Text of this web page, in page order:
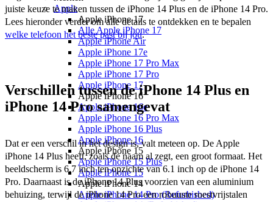
Apple
Apple iPhone 17
Alle Apple iPhone 17
Apple iPhone Air
Apple iPhone 17e
Apple iPhone 17 Pro Max
Apple iPhone 17 Pro
Apple iPhone 17
Apple iPhone 16
Apple iPhone 16e
Apple iPhone 16 Pro Max
Apple iPhone 16 Plus
Apple iPhone 16
Apple iPhone 15
Apple iPhone 15 Plus
Apple iPhone 15
Apple iPhone 14
Apple iPhone 14 Pro (Refurbished)
juiste keuze te maken tussen de iPhone 14 Plus en de iPhone 14 Pro.
welke telefoon het beste past bij jou.
Verschillen tussen de iPhone 14 Plus en
iPhone 14 Pro samengevat
Dat er een verschil in het design is, valt meteen op. De Apple
iPhone 14 Plus heeft, zoals de naam al zegt, een groot formaat. Het
beeldscherm is 6.7 inch ten opzichte van 6.1 inch op de iPhone 14
Pro. Daarnaast is de iPhone 14 Plus voorzien van een aluminium
behuizing, terwijl de iPhone 14 Pro een robuuste roestvrijstalen